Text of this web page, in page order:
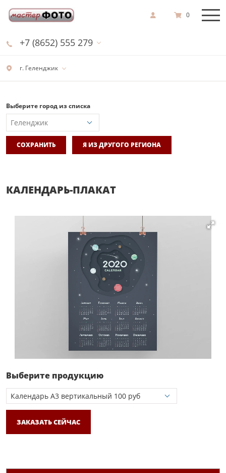
г. Геленджик
+7 (8652) 555 279
0
Выберите город из списка
СОХРАНИТЬ Я ИЗ ДРУГОГО РЕГИОНА
КАЛЕНДАРЬ-ПЛАКАТ
Выберите продукцию
ЗАКАЗАТЬ СЕЙЧАС